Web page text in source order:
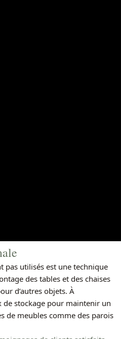
pas utilisés est une technique
des tables et des chaises
d’autres objets. À
de stockage pour maintenir un
de meubles comme des parois